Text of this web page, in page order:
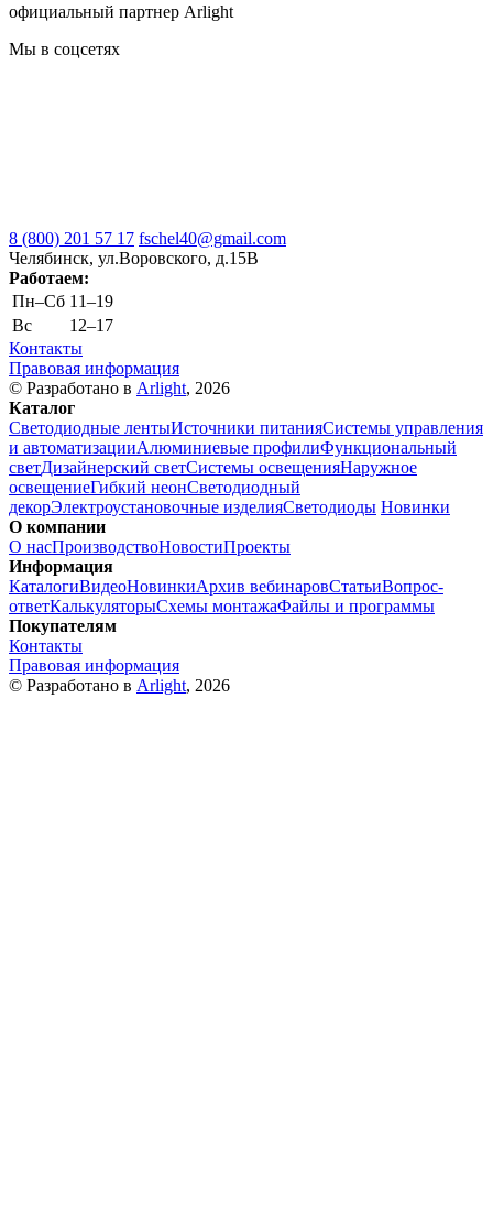
официальный партнер Arlight
Мы в соцсетях
8 (800) 201 57 17 fschel40@gmail.com
Челябинск, ул.Воровского, д.15В
Работаем:
Пн–Cб 11–19
Вс
12–17
Контакты
Правовая информация
© Разработано в Arlight, 2026
Каталог
Светодиодные лентыИсточники питанияСистемы управления
и автоматизацииАлюминиевые профилиФункциональный
светДизайнерский светСистемы освещенияНаружное
освещениеГибкий неонСветодиодный
декорЭлектроустановочные изделияСветодиоды Новинки
О компании
О насПроизводствоНовостиПроекты
Информация
КаталогиВидеоНовинкиАрхив вебинаровСтатьиВопрос-
ответКалькуляторыСхемы монтажаФайлы и программы
Покупателям
Контакты
Правовая информация
© Разработано в Arlight, 2026